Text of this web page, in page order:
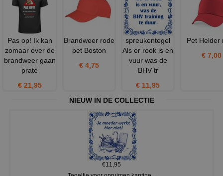
Pas op! Ik kan
zomaar over de
brandweer gaan
prate
€ 21,95
Brandweer rode
pet Boston
€ 4,75
spreukentegel
Als er rook is en
vuur was de
BHV tr
€ 11,95
Pet Helder
€ 7,00
NIEUW IN DE COLLECTIE
€11,95